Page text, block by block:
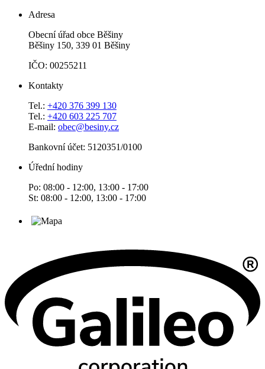
Adresa
Obecní úřad obce Běšiny
Běšiny 150, 339 01 Běšiny
IČO: 00255211
Kontakty
Tel.: +420 376 399 130
Tel.: +420 603 225 707
E-mail: obec@besiny.cz
Bankovní účet: 5120351/0100
Úřední hodiny
Po: 08:00 - 12:00, 13:00 - 17:00
St: 08:00 - 12:00, 13:00 - 17:00